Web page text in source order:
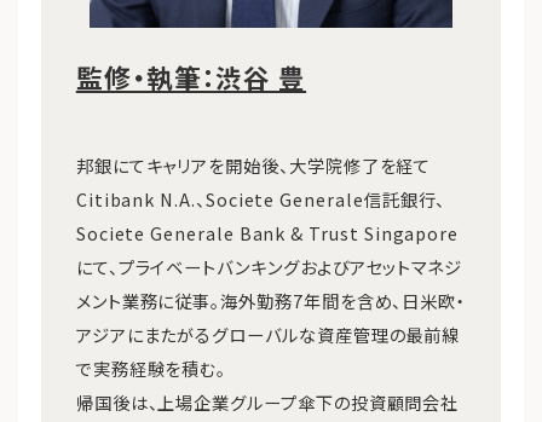
監修・執筆：渋谷 豊
邦銀にてキャリアを開始後、大学院修了を経て
Citibank N.A.、Societe Generale信託銀行、
Societe Generale Bank & Trust Singapore
にて、プライベートバンキングおよびアセットマネジ
メント業務に従事。海外勤務7年間を含め、日米欧・
アジアにまたがるグローバルな資産管理の最前線
で実務経験を積む。
帰国後は、上場企業グループ傘下の投資顧問会社